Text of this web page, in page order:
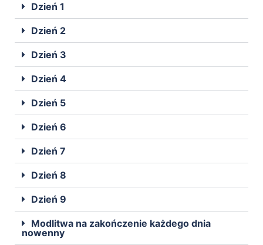
Dzień 1
Dzień 2
Dzień 3
Dzień 4
Dzień 5
Dzień 6
Dzień 7
Dzień 8
Dzień 9
Modlitwa na zakończenie każdego dnia
nowenny